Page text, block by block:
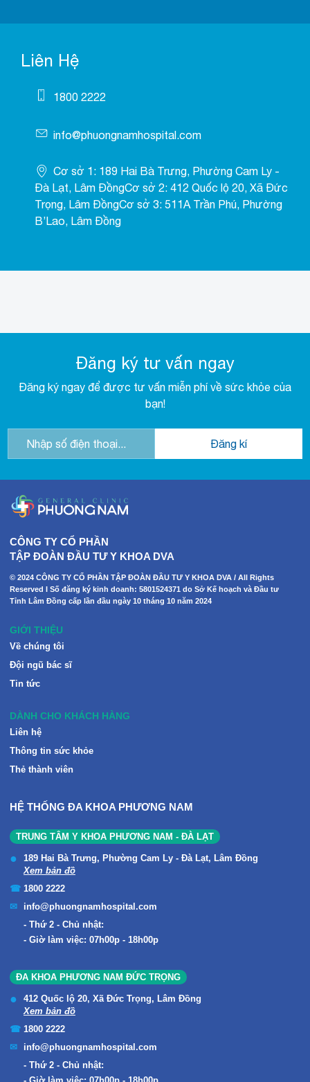
Liên Hệ
1800 2222
info@phuongnamhospital.com
Cơ sở 1: 189 Hai Bà Trưng, Phường Cam Ly -
Đà Lạt, Lâm ĐồngCơ sở 2: 412 Quốc lộ 20, Xã Đức
Trọng, Lâm ĐồngCơ sở 3: 511A Trần Phú, Phường
B’Lao, Lâm Đồng
Đăng ký tư vấn ngay
Đăng ký ngay để được tư vấn miễn phí về sức khỏe của
bạn!
CÔNG TY CỔ PHẦN
TẬP ĐOÀN ĐẦU TƯ Y KHOA DVA
© 2024 CÔNG TY CỔ PHẦN TẬP ĐOÀN ĐẦU TƯ Y KHOA DVA / All Rights
Reserved I Số đăng ký kinh doanh: 5801524371 do Sở Kế hoạch và Đầu tư
Tỉnh Lâm Đồng cấp lần đầu ngày 10 tháng 10 năm 2024
GIỚI THIỆU
Về chúng tôi
Đội ngũ bác sĩ
Tin tức
DÀNH CHO KHÁCH HÀNG
Liên hệ
Thông tin sức khỏe
Thẻ thành viên
HỆ THỐNG ĐA KHOA PHƯƠNG NAM
TRUNG TÂM Y KHOA PHƯƠNG NAM - ĐÀ LẠT
189 Hai Bà Trưng, Phường Cam Ly - Đà Lạt, Lâm Đồng
Xem bản đồ
1800 2222
info@phuongnamhospital.com
Thứ 2 - Chủ nhật:
Giờ làm việc: 07h00p - 18h00p
ĐA KHOA PHƯƠNG NAM ĐỨC TRỌNG
412 Quốc lộ 20, Xã Đức Trọng, Lâm Đồng
Xem bản đồ
1800 2222
info@phuongnamhospital.com
Thứ 2 - Chủ nhật: